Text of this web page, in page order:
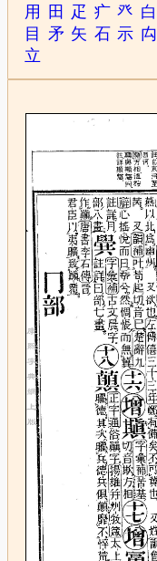
用
田 疋 疒 癶 白
目
矛 矢 石 示 禸
立